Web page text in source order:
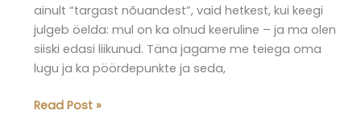
ainult “targast nõuandest”, vaid hetkest, kui keegi
julgeb öelda: mul on ka olnud keeruline – ja ma olen
siiski edasi liikunud. Täna jagame me teiega oma
lugu ja ka pöördepunkte ja seda,
Elu50+
Read Post »